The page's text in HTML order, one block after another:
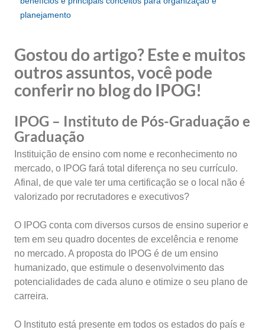
planejamento
Gostou do artigo? Este e muitos
outros assuntos, você pode
conferir no blog do IPOG!
IPOG – Instituto de Pós-Graduação e
Graduação
Instituição de ensino com nome e reconhecimento no
mercado, o IPOG fará total diferença no seu currículo.
Afinal, de que vale ter uma certificação se o local não é
valorizado por recrutadores e executivos?
O IPOG conta com diversos cursos de ensino superior e
tem em seu quadro docentes de excelência e renome
no mercado. A proposta do IPOG é de um ensino
humanizado, que estimule o desenvolvimento das
potencialidades de cada aluno e otimize o seu plano de
carreira.
O Instituto está presente em todos os estados do país e